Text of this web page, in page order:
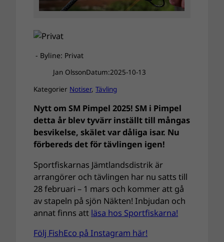
- Byline: Privat
Jan OlssonDatum:2025-10-13
Kategorier Notiser, Tävling
Nytt om SM Pimpel 2025! SM i Pimpel
detta år blev tyvärr inställt till mångas
besvikelse, skälet var dåliga isar. Nu
förbereds det för tävlingen igen!
Sportfiskarnas Jämtlandsdistrik är
arrangörer och tävlingen har nu satts till
28 februari – 1 mars och kommer att gå
av stapeln på sjön Näkten! Inbjudan och
annat finns att läsa hos Sportfiskarna!
Följ FishEco på Instagram här!